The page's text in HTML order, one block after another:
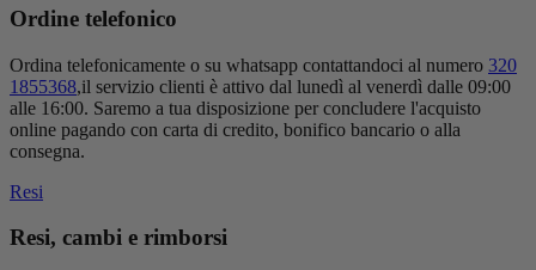
Ordine telefonico
Ordina telefonicamente o su whatsapp contattandoci al numero 320
1855368,il servizio clienti è attivo dal lunedì al venerdì dalle 09:00
alle 16:00. Saremo a tua disposizione per concludere l'acquisto
online pagando con carta di credito, bonifico bancario o alla
consegna.
Resi
Resi, cambi e rimborsi